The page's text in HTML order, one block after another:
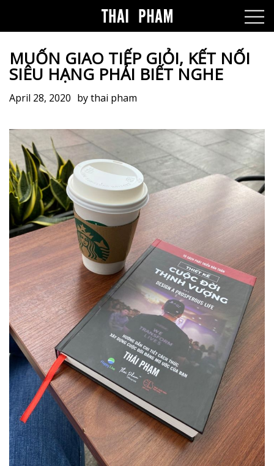
MUỐN GIAO TIẾP GIỎI, KẾT NỐI
SIÊU HẠNG PHẢI BIẾT NGHE
April 28, 2020 bythai pham